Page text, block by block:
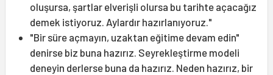
oluşursa, şartlar elverişli olursa bu tarihte açacağız
demek istiyoruz. Aylardır hazırlanıyoruz."
"Bir süre açmayın, uzaktan eğitime devam edin"
denirse biz buna hazırız. Seyrekleştirme modeli
deneyin derlerse buna da hazırız. Neden hazırız, bir